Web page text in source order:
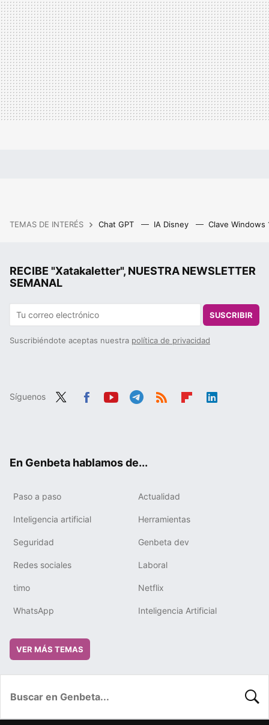
TEMAS DE INTERÉS Chat GPT IA Disney Clave Windows
RECIBE "Xatakaletter", NUESTRA NEWSLETTER
SEMANAL
SUSCRIBIR
Suscribiéndote aceptas nuestra política de privacidad
Síguenos
En Genbeta hablamos de...
Paso a paso Actualidad
Inteligencia artificial Herramientas
Seguridad Genbeta dev
Redes sociales Laboral
timo Netflix
WhatsApp Inteligencia Artificial
VER MÁS TEMAS